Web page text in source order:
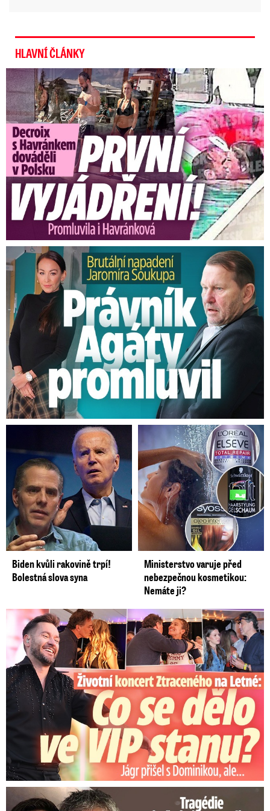
HLAVNÍ ČLÁNKY
Exministryně s Havránkem dováděli v Polsku: První slova!
Brutální napadení Soukupa. Právník Agáty promluvil
Biden kvůli rakovině trpí!
Bolestná slova syna
Ministerstvo varuje před
nebezpečnou kosmetikou:
Nemáte ji?
Koncert Ztraceného na Letné: Jágr přišel s Dominikou, ale...
Tragédie hvězdného Messiho: Zemřel mu táta (†68)!